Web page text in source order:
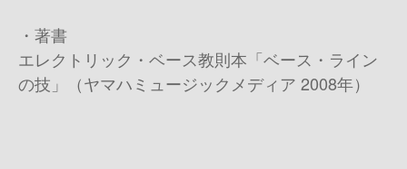
・著書
エレクトリック・ベース教則本「ベース・ライン
の技」（ヤマハミュージックメディア 2008年）